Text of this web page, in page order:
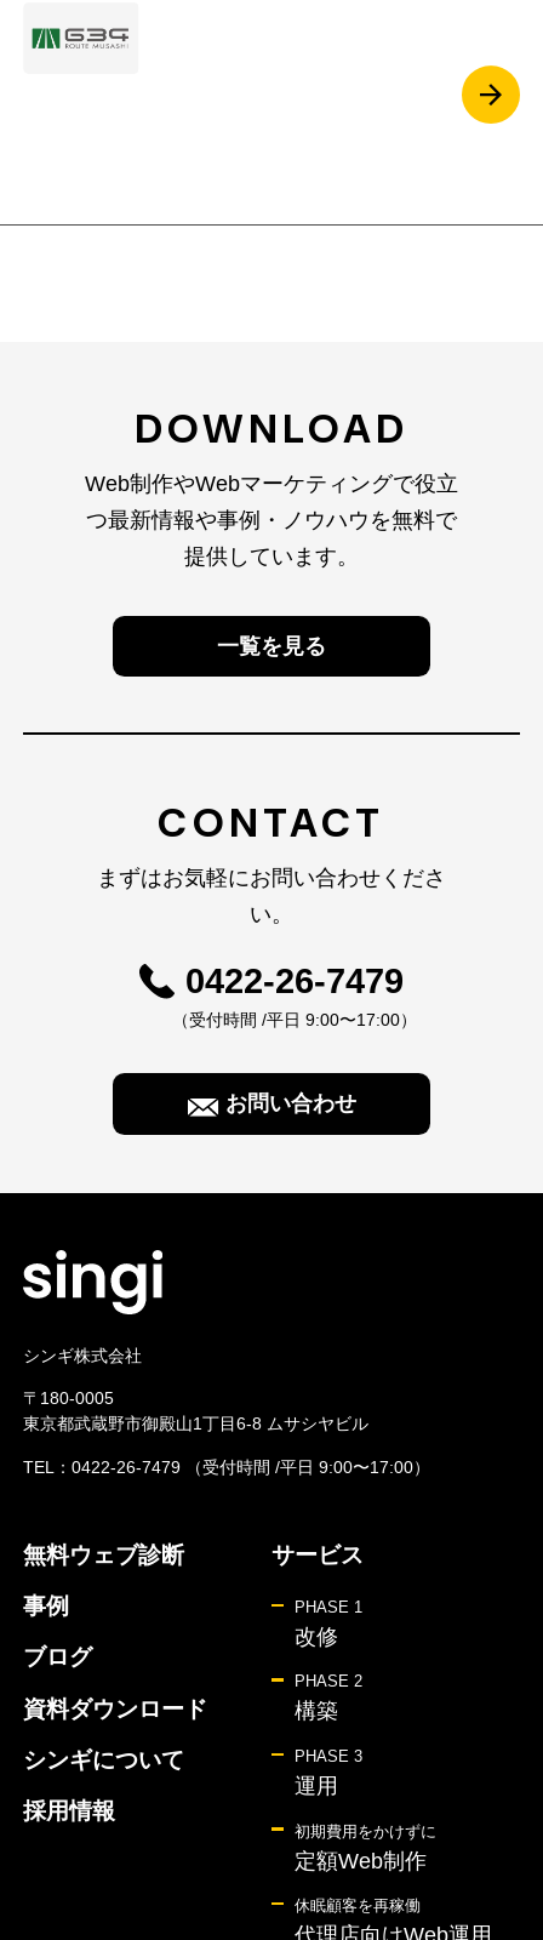
DOWNLOAD
Web制作やWebマーケティングで役立
つ最新情報や事例・ノウハウを無料で
提供しています。
一覧を見る
CONTACT
まずはお気軽にお問い合わせくださ
い。
0422-26-7479
（受付時間 /平日 9:00〜17:00）
お問い合わせ
シンギ株式会社
〒180-0005
東京都武蔵野市御殿山1丁目6-8 ムサシヤビル
TEL：0422-26-7479 （受付時間 /平日 9:00〜17:00）
無料ウェブ診断
事例
ブログ
資料ダウンロード
シンギについて
採用情報
サービス
PHASE 1
改修
PHASE 2
構築
PHASE 3
運用
初期費用をかけずに
定額Web制作
休眠顧客を再稼働